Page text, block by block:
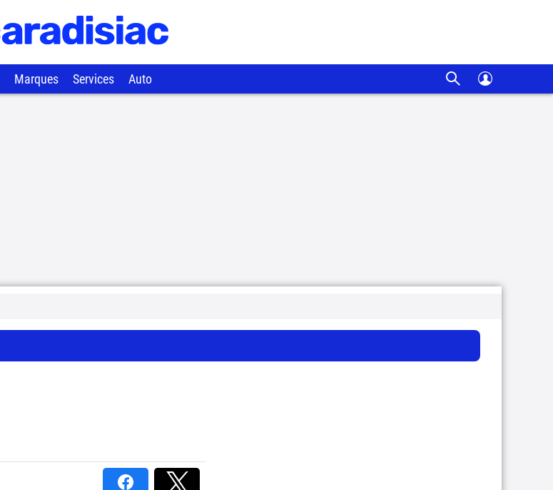
Marques Services Auto